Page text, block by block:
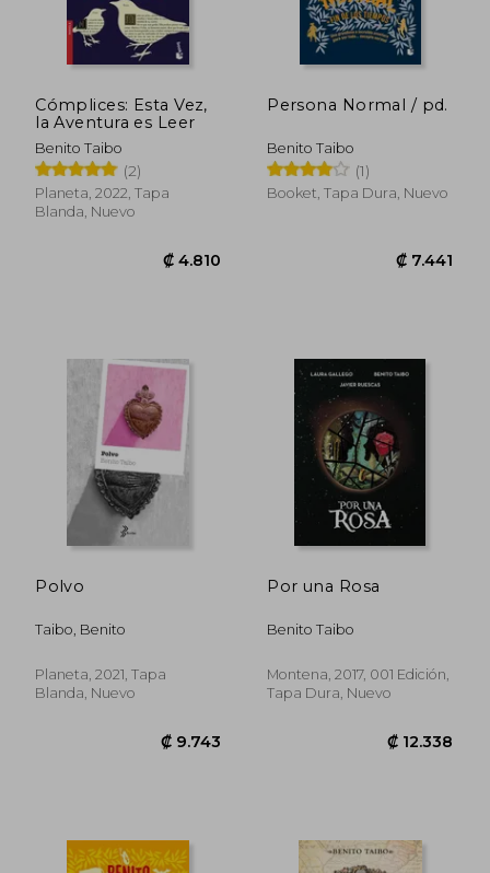
₡ 7.112
Cómplices: Esta Vez,
la Aventura es Leer
Benito Taibo
(2)
Planeta, 2022, Tapa
Blanda, Nuevo
Persona Normal / pd.
Benito Taibo
(1)
Booket, Tapa Dura, Nuevo
Polvo
Taibo, Benito
Planeta, 2021, Tapa
Blanda, Nuevo
Por una Rosa
Benito Taibo
Montena, 2017, 001 Edición,
Tapa Dura, Nuevo